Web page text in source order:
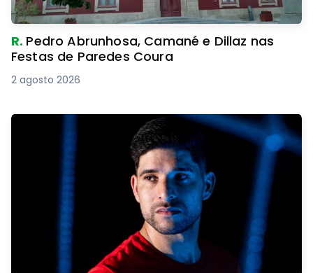
R. Pedro Abrunhosa, Camané e Dillaz nas
Festas de Paredes Coura
2 agosto 2026